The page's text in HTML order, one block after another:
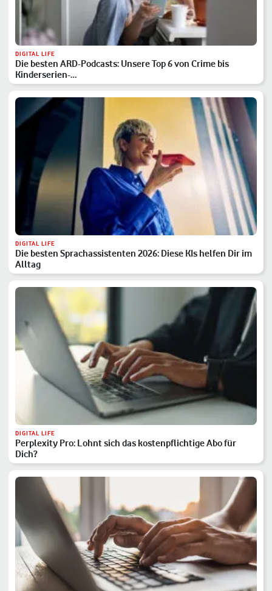
DIGITAL LIFE
Die besten ARD-Podcasts: Unsere Top 6 von Crime bis
Kinderserien-…
DIGITAL LIFE
Die besten Sprachassistenten 2026: Diese KIs helfen Dir im
Alltag
DIGITAL LIFE
Perplexity Pro: Lohnt sich das kostenpflichtige Abo für
Dich?